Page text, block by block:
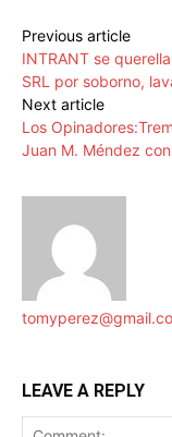
Previous article
INTRANT se
SRL por soborno,
Next article
Los
Juan M. Méndez
LEAVE A REPLY